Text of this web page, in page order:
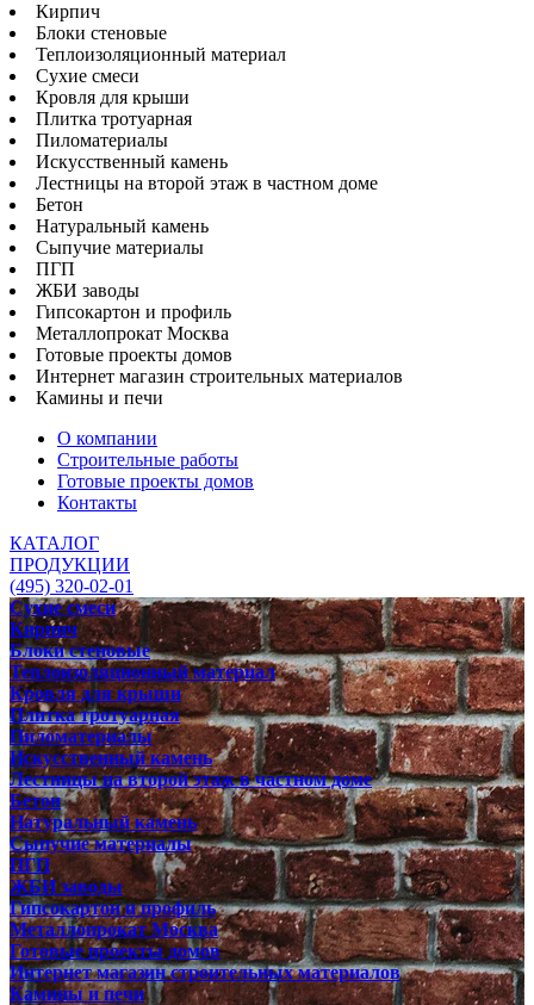
Кирпич
Блоки стеновые
Теплоизоляционный материал
Сухие смеси
Кровля для крыши
Плитка тротуарная
Пиломатериалы
Искусственный камень
Лестницы на второй этаж в частном доме
Бетон
Натуральный камень
Сыпучие материалы
ПГП
ЖБИ заводы
Гипсокартон и профиль
Металлопрокат Москва
Готовые проекты домов
Интернет магазин строительных материалов
Камины и печи
О компании
Строительные работы
Готовые проекты домов
Контакты
КАТАЛОГ
ПРОДУКЦИИ
(495) 320-02-01
Сухие смеси
Кирпич
Блоки стеновые
Теплоизоляционный материал
Кровля для крыши
Плитка тротуарная
Пиломатериалы
Искусственный камень
Лестницы на второй этаж в частном доме
Бетон
Натуральный камень
Сыпучие материалы
ПГП
ЖБИ заводы
Гипсокартон и профиль
Металлопрокат Москва
Готовые проекты домов
Интернет магазин строительных материалов
Камины и печи